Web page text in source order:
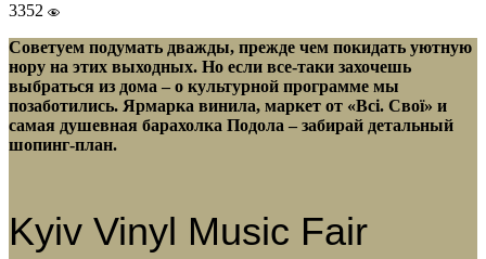
3352
Советуем подумать дважды, прежде чем покидать уютную
нору на этих выходных. Но если все-таки захочешь
выбраться из дома – о культурной программе мы
позаботились. Ярмарка винила, маркет от «Всі. Свої» и
самая душевная барахолка Подола – забирай детальный
шопинг-план.
Kyiv Vinyl Music Fair